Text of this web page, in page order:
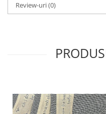
Review-uri(0)